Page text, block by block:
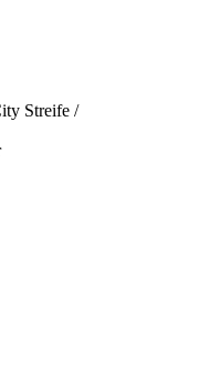
Streife /